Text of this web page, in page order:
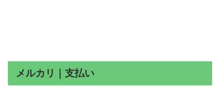
メルカリ｜支払い